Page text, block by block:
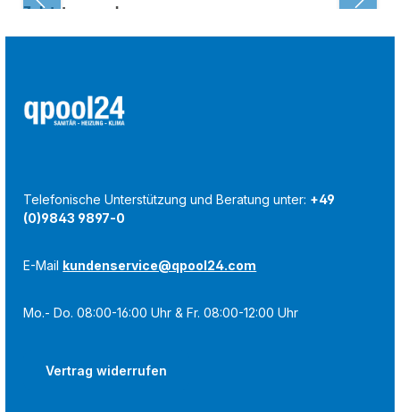
Zuletzt angesehen:
Telefonische Unterstützung und Beratung unter: +49
(0)9843 9897-0
E-Mail kundenservice@qpool24.com
Mo.- Do. 08:00-16:00 Uhr & Fr. 08:00-12:00 Uhr
Vertrag widerrufen